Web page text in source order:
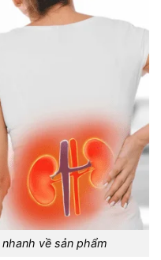
về sản phẩm